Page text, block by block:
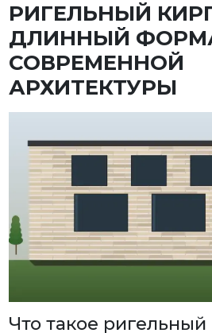
РИГЕЛЬНЫЙ
ДЛИННЫЙ
СОВРЕМЕННОЙ
АРХИТЕКТУРЫ
Что такое